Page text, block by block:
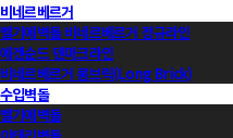
비네르베르거
벨기에벽돌 비네르베르거 정규라인
에겐순드 덴마크라인
비네르베르거 롱브릭(Long Brick)
수입벽돌
벨기에벽돌